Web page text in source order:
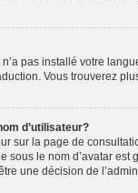
pas installé votre
Vous trouverez
d’utilisateur?
sur la page de
le nom d’avatar
une décision de